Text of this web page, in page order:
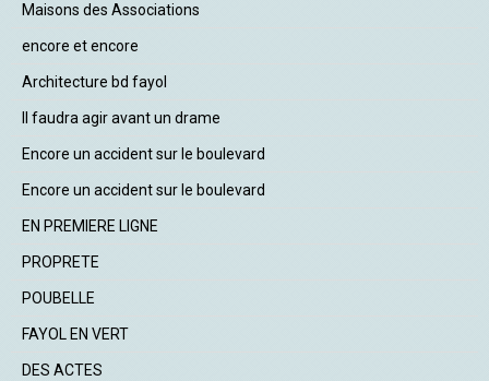
Maisons des Associations
encore et encore
Architecture bd fayol
Il faudra agir avant un drame
Encore un accident sur le boulevard
Encore un accident sur le boulevard
EN PREMIERE LIGNE
PROPRETE
POUBELLE
FAYOL EN VERT
DES ACTES